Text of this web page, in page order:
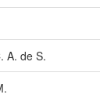
A. de S.